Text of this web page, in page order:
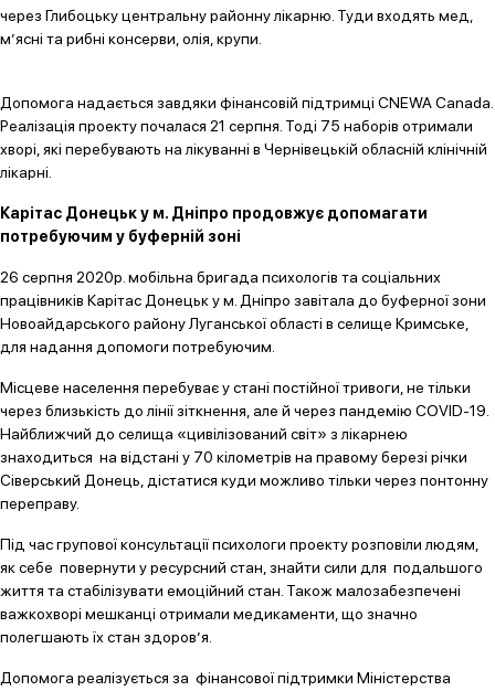
через Глибоцьку центральну районну лікарню. Туди входять мед,
м’ясні та рибні консерви, олія, крупи.
Допомога надається завдяки фінансовій підтримці CNEWA Canada.
Реалізація проекту почалася 21 серпня. Тоді 75 наборів отримали
хворі, які перебувають на лікуванні в Чернівецькій обласній клінічній
лікарні.
Карітас Донецьк у м. Дніпро продовжує допомагати
потребуючим у буферній зоні
26 серпня 2020р. мобільна бригада психологів та соціальних
працівників Карітас Донецьк у м. Дніпро завітала до буферної зони
Новоайдарського району Луганської області в селище Кримське,
для надання допомоги потребуючим.
Місцеве населення перебуває у стані постійної тривоги, не тільки
через близькість до лінії зіткнення, але й через пандемію COVID-19.
Найближчий до селища «цивілізований світ» з лікарнею
знаходиться на відстані у 70 кілометрів на правому березі річки
Сіверський Донець, дістатися куди можливо тільки через понтонну
переправу.
Під час групової консультації психологи проекту розповіли людям,
як себе повернути у ресурсний стан, знайти сили для подальшого
життя та стабілізувати емоційний стан. Також малозабезпечені
важкохворі мешканці отримали медикаменти, що значно
полегшають їх стан здоров’я.
Допомога реалізується за фінансової підтримки Міністерства